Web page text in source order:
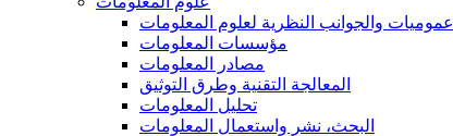
عموميات والجوانب النظرية لعلوم المعلومات
مؤسسات المعلومات
مصادر المعلومات
المعالجة التقنية وطرق التوثيق
تحليل المعلومات
البحث، نشر واستعمال المعلومات